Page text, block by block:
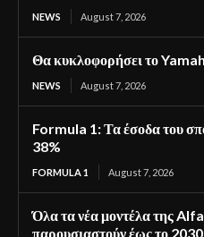
NEWS August 7, 2026
Θα κυκλοφορήσει το
NEWS August 7, 2026
Formula 1: Τα έσοδα του
38%
FORMULA 1 August 7, 2026
Όλα τα νέα μοντέλα της
παρουσιαστούν έως το 2030